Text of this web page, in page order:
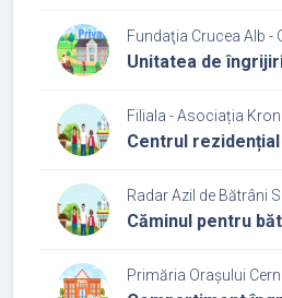
Fundaţia Crucea Alb -
Unitatea de
Filiala - Asociația
Centrul
Radar Azil de Bătrâni
Căminul pentru
Primăria Orașului